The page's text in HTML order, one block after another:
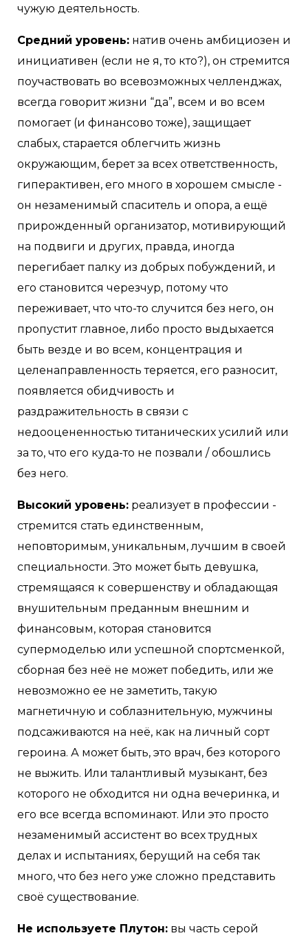
чужую деятельность.
Средний уровень: натив очень амбициозен и
инициативен (если не я, то кто?), он стремится
поучаствовать во всевозможных челленджах,
всегда говорит жизни “да”, всем и во всем
помогает (и финансово тоже), защищает
слабых, старается облегчить жизнь
окружающим, берет за всех ответственность,
гиперактивен, его много в хорошем смысле -
он незаменимый спаситель и опора, а ещё
прирожденный организатор, мотивирующий
на подвиги и других, правда, иногда
перегибает палку из добрых побуждений, и
его становится черезчур, потому что
переживает, что что-то случится без него, он
пропустит главное, либо просто выдыхается
быть везде и во всем, концентрация и
целенаправленность теряется, его разносит,
появляется обидчивость и
раздражительность в связи с
недооцененностью титанических усилий или
за то, что его куда-то не позвали / обошлись
без него.
Высокий уровень: реализует в профессии -
стремится стать единственным,
неповторимым, уникальным, лучшим в своей
специальности. Это может быть девушка,
стремящаяся к совершенству и обладающая
внушительным преданным внешним и
финансовым, которая становится
супермоделью или успешной спортсменкой,
сборная без неё не может победить, или же
невозможно ее не заметить, такую
магнетичную и соблазнительную, мужчины
подсаживаются на неё, как на личный сорт
героина. А может быть, это врач, без которого
не выжить. Или талантливый музыкант, без
которого не обходится ни одна вечеринка, и
его все всегда вспоминают. Или это просто
незаменимый ассистент во всех трудных
делах и испытаниях, берущий на себя так
много, что без него уже сложно представить
своё существование.
Не используете Плутон: вы часть серой